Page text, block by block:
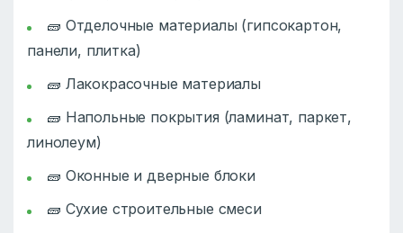
🧱 Отделочные материалы (гипсокартон,
панели, плитка)
🧱 Лакокрасочные материалы
🧱 Напольные покрытия (ламинат, паркет,
линолеум)
🧱 Оконные и дверные блоки
🧱 Сухие строительные смеси